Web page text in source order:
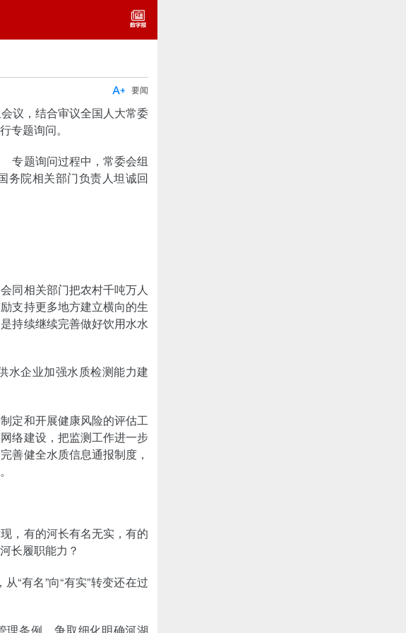
要闻

议，结合审议全国人大常委
专题询问。
题询问过程中，常委会组
务院相关部门负责人坦诚回
同相关部门把农村千吨万人
支持更多地方建立横向的生
持续继续完善做好饮用水水
水企业加强水质检测能力建
定和开展健康风险的评估工
络建设，把监测工作进一步
善健全水质信息通报制度，
，有的河长有名无实，有的
长履职能力？
“有名”向“有实”转变还在过